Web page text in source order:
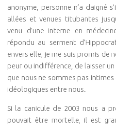
anonyme, personne n’a daigné
allées et venues titubantes
venu d’une interne en
répondu au serment
envers elle, je me suis promis de
peur ou indifférence, de laisser
que nous ne sommes pas
idéologiques entre nous.
Si la canicule de 2003 nous a
pouvait être mortelle, il est